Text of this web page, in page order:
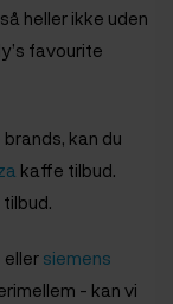
heller ikke uden
favourite
kan du
kaffe tilbud.
eller siemens
- kan vi